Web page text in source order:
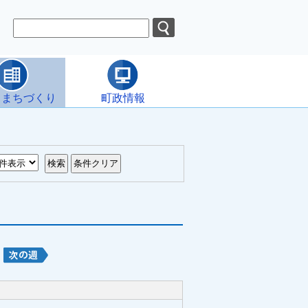
ちづくり 町政情報